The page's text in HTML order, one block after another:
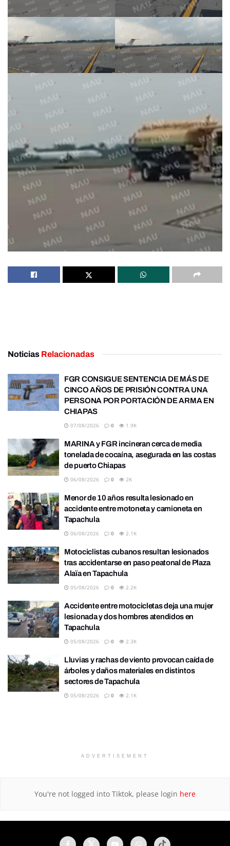
Noticias Relacionadas
FGR CONSIGUE SENTENCIA DE MÁS DE
CINCO AÑOS DE PRISIÓN CONTRA UNA
PERSONA POR PORTACIÓN DE ARMA EN
CHIAPAS
07/08/2026 0 1.9K
MARINA y FGR incineran cerca de media
tonelada de cocaína, asegurada en las costas
de puerto Chiapas
06/08/2026 0 2K
Menor de 10 años resulta lesionado en
accidente entre motoneta y camioneta en
Tapachula
06/08/2026 0 2.1K
Motociclistas cubanos resultan lesionados
tras accidentarse en paso peatonal de Plaza
Alaïa en Tapachula
05/08/2026 0 2.2K
Accidente entre motocicletas deja una mujer
lesionada y dos hombres atendidos en
Tapachula
05/08/2026 0 2.3K
Lluvias y rachas de viento provocan caída de
árboles y daños materiales en distintos
sectores de Tapachula
05/08/2026 0 2.1K
ADVERTISEMENT
You're not logged into Tiktok, please login here